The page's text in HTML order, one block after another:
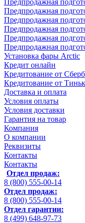
Предпродажная
Предпродажная
Предпродажная
Предпродажная
Предпродажная
Предпродажная
Установка фары Arctic
Кредит онлайн
Кредитование от
Кредитование от
Доставка и оплата
Условия оплаты
Условия доставки
Гарантия на товар
Компания
О компании
Реквизиты
Контакты
Контакты
Отдел продаж:
8 (800) 555-00-14
Отдел продаж:
8 (800) 555-00-14
Отдел гарантии:
8 (499) 648-97-73